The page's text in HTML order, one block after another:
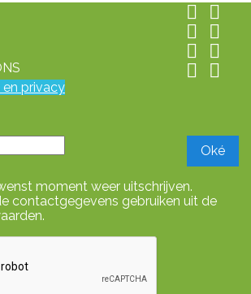
 
 
 
 
en privacy
moment weer uitschrijven.
contactgegevens gebruiken uit de